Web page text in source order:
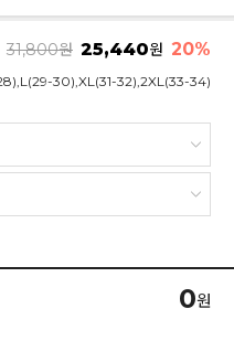
31,800원 25,440원 20%
30),XL(31-32),2XL(33-34)
0원